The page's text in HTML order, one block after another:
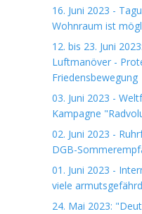
16. Juni 2023 -
Wohnraum ist
12. bis 23. Juni
Luftmanöver -
Friedensbewegung
03. Juni 2023 -
Kampagne
02. Juni 2023 -
DGB-
01. Juni 2023 -
viele
24. Mai 2023: